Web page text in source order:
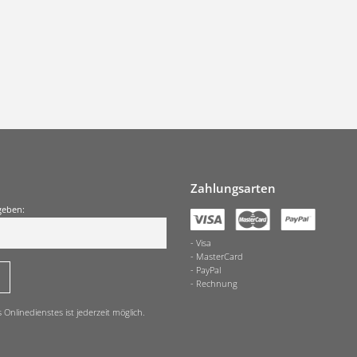
ist jederzeit möglich.
Zahlungsarten
Visa
MasterCard
PayPal
Rechnung